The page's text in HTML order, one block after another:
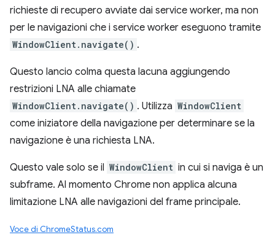
richieste di recupero avviate dai service worker, ma non
per le navigazioni che i service worker eseguono tramite
WindowClient.navigate() .
Questo lancio colma questa lacuna aggiungendo
restrizioni LNA alle chiamate
WindowClient.navigate() . Utilizza WindowClient
come iniziatore della navigazione per determinare se la
navigazione è una richiesta LNA.
Questo vale solo se il WindowClient in cui si naviga è un
subframe. Al momento Chrome non applica alcuna
limitazione LNA alle navigazioni del frame principale.
Voce di ChromeStatus.com